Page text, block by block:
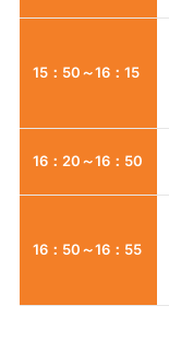
15：50～16：15
16：20～16：50
16：50～16：55